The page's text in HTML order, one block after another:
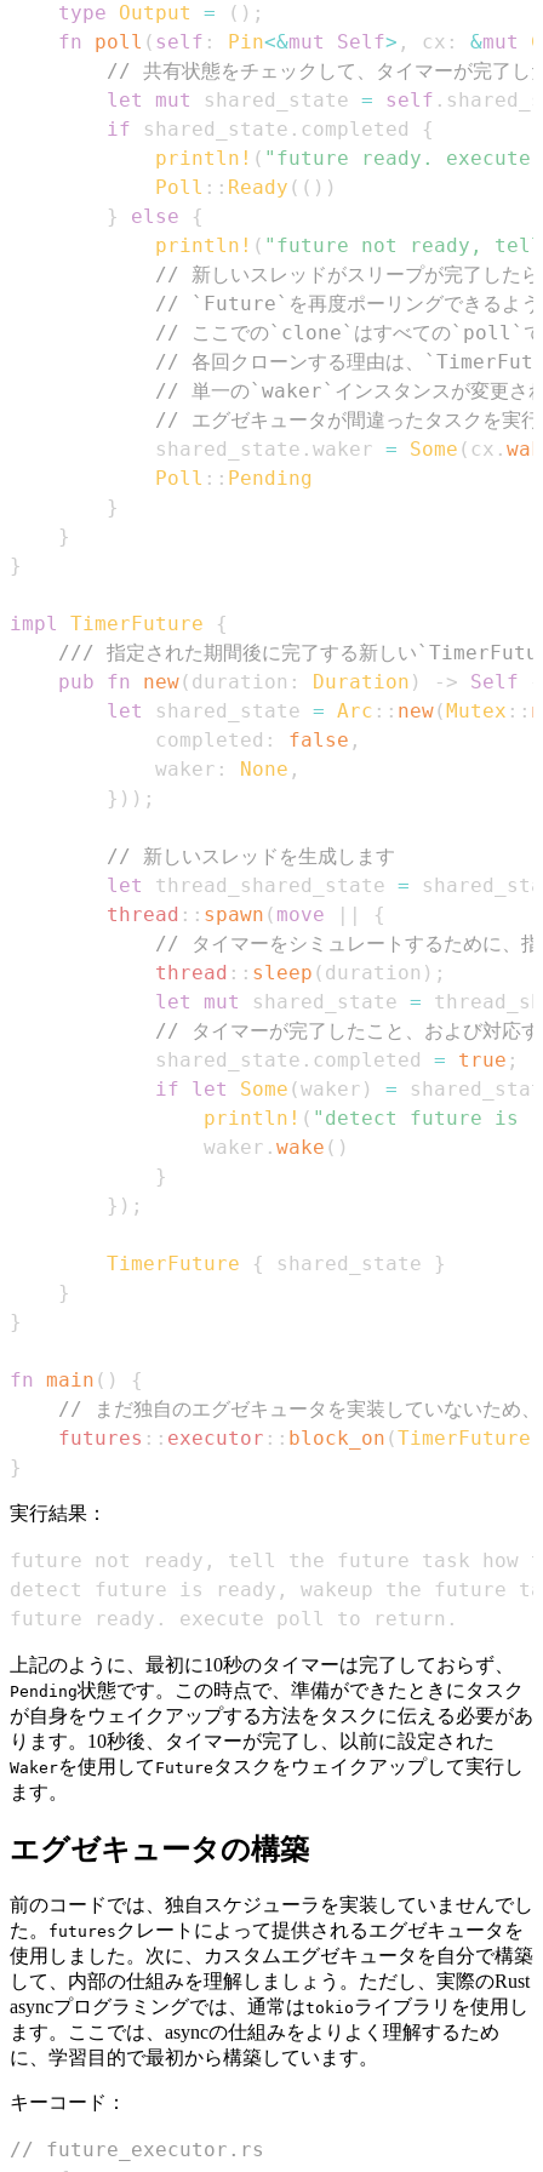
type
Output = ( ) ;
fn
poll ( self : Pin<&mut Self> , cx : &mut
// 共有状態をチェックして、タイマーが完了し
let
mut shared_state = self .
if shared_state . completed
{
println! ( "future ready.
Poll :: Ready ( ( ) )
}
else
{
println! ( "future not ready, tell
// 新しいスレッドがスリープが完了した
// `Future`を再度ポーリングできるよう
// ここでの`clone`はすべての`poll`で発
// 各回クローンする理由は、
// 単一の`waker`インスタンスが変更され
// エグゼキュータが間違ったタスクを実行
            shared_state
. waker = Some ( cx .
Poll :: Pending
}
}
}
impl TimerFuture
{
/// 指定された期間後に完了する新しい
pub
fn new( duration : Duration ) -> Self
let
shared_state = Arc :: new( Mutex ::
            completed
: false ,
            waker
: None ,
} ) ) ;
// 新しいスレッドを生成します
let
thread_shared_state =
thread :: spawn ( move
{
// タイマーをシミュレートするために、指
thread :: sleep ( duration ) ;
let
mut shared_state =
// タイマーが完了したこと、および対応
            shared_state
. completed = true ;
if
let Some (waker ) =
println! ( "detect future is
                waker
. wake ( )
}
} ) ;
TimerFuture { shared_state
}
}
}
fn main ( )
{
// まだ独自のエグゼキュータを実装していないた
futures :: executor :: block_on (TimerFuture
}
実行結果：
future ready. execute poll to return.
上記のように、最初に10秒のタイマーは完了しておらず、
Pending状態です。この時点で、準備ができたときにタスク
が自身をウェイクアップする方法をタスクに伝える必要があ
ります。10秒後、タイマーが完了し、以前に設定された
Wakerを使用して Future タスクをウェイクアップして実行し
ます。
エグゼキュータの構築
前のコードでは、独自スケジューラを実装していませんでし
た。
futures クレートによって提供されるエグゼキュータを
使用しました。次に、カスタムエグゼキュータを自分で構築
して、内部の仕組みを理解しましょう。ただし、実際のRust
asyncプログラミングでは、通常はtokioライブラリを使用し
ます。ここでは、asyncの仕組みをよりよく理解するため
に、学習目的で最初から構築しています。
キーコード：
// future_executor.rs